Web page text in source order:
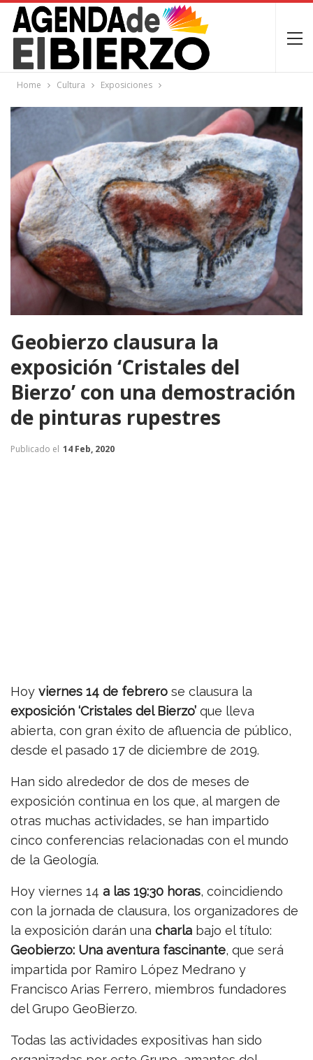
Home Cultura Exposiciones
Geobierzo clausura la
exposición ‘Cristales del
Bierzo’ con una demostración
de pinturas rupestres
Publicado el 14 Feb, 2020
Hoy viernes 14 de febrero se clausura la
exposición ‘Cristales del Bierzo’ que lleva
abierta, con gran éxito de afluencia de público,
desde el pasado 17 de diciembre de 2019.
Han sido alrededor de dos de meses de
exposición continua en los que, al margen de
otras muchas actividades, se han impartido
cinco conferencias relacionadas con el mundo
de la Geología.
Hoy viernes 14 a las 19:30 horas, coincidiendo
con la jornada de clausura, los organizadores de
la exposición darán una charla bajo el título:
Geobierzo: Una aventura fascinante, que será
impartida por Ramiro López Medrano y
Francisco Arias Ferrero, miembros fundadores
del Grupo GeoBierzo.
Todas las actividades expositivas han sido